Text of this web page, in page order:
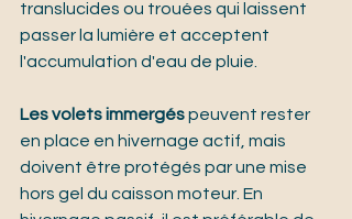
translucides ou trouées qui laissent
passer la lumière et acceptent
l'accumulation d'eau de pluie.
Les volets immergés peuvent rester
en place en hivernage actif, mais
doivent être protégés par une mise
hors gel du caisson moteur. En